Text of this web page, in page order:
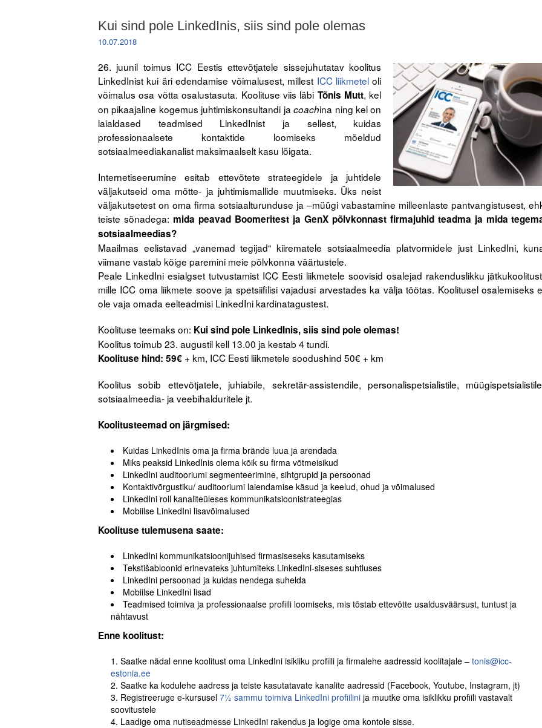
Kui sind pole LinkedInis, siis sind pole olemas
10.07.2018
26. juunil toimus ICC Eestis ettevõtjatele sissejuhutatav koolitus
LinkedInist kui äri edendamise võimalusest, millest ICC liikmetel oli
võimalus osa võtta osalustasuta. Koolituse viis läbi Tõnis Mutt, kel
on pikaajaline kogemus juhtimiskonsultandi jacoachina ning kel on
laialdased teadmised LinkedInist ja sellest, kuidas
professionaalsete kontaktide loomiseks mõeldud
sotsiaalmeediakanalist maksimaalselt kasu lõigata.
Internetiseerumine esitab ettevõtete strateegidele ja juhtidele
väljakutseid oma mõtte- ja juhtimismallide muutmiseks. Üks neist
väljakutsetest on oma firma sotsiaalturunduse ja –müügi vabastamine milleenlaste pantvangistusest,
teiste sõnadega: mida peavad Boomeritest ja GenX põlvkonnast firmajuhid teadma ja mida
sotsiaalmeedias?
Maailmas eelistavad „vanemad tegijad“ kiirematele sotsiaalmeedia platvormidele just LinkedIni,
viimane vastab kõige paremini meie põlvkonna väärtustele.
Peale LinkedIni esialgset tutvustamist ICC Eesti liikmetele soovisid osalejad rakenduslikku
mille ICC oma liikmete soove ja spetsiifilisi vajadusi arvestades ka välja töötas. Koolitusel osalemiseks
ole vaja omada eelteadmisi LinkedIni kardinatagustest.
Koolituse teemaks on: Kui sind pole LinkedInis, siis sind pole olemas!
Koolitus toimub 23. augustil kell 13.00 ja kestab 4 tundi.
Koolituse hind: 59€ + km, ICC Eesti liikmetele soodushind 50€ + km
Koolitus sobib ettevõtjatele, juhiabile, sekretär-assistendile, personalispetsialistile,
sotsiaalmeedia- ja veebihalduritele jt.
Koolitusteemad on järgmised:
Kuidas LinkedInis oma ja firma brände luua ja arendada
Miks peaksid LinkedInis olema kõik su firma võtmeisikud
LinkedIni auditooriumi segmenteerimine, sihtgrupid ja persoonad
Kontaktivõrgustiku/ auditooriumi laiendamise käsud ja keelud, ohud ja võimalused
LinkedIni roll kanaliteüleses kommunikatsioonistrateegias
Mobiilse LinkedIni lisavõimalused
Koolituse tulemusena saate:
LinkedIni kommunikatsioonijuhised firmasiseseks kasutamiseks
Tekstišabloonid erinevateks juhtumiteks LinkedIni-siseses suhtluses
LinkedIni persoonad ja kuidas nendega suhelda
Mobiilse LinkedIni lisad
Teadmised toimiva ja professionaalse profiili loomiseks, mis tõstab ettevõtte usaldusväärsust, tuntust ja
nähtavust
Enne koolitust:
Saatke nädal enne koolitust oma LinkedIni isikliku profiili ja firmalehe aadressid koolitajale – tonis@icc-
estonia.ee
Saatke ka kodulehe aadress ja teiste kasutatavate kanalite aadressid (Facebook, Youtube, Instagram, jt)
Registreeruge e-kursusel 7½ sammu toimiva LinkedIni profiilini ja muutke oma isiklikku profiili vastavalt
soovitustele
Laadige oma nutiseadmesse LinkedIni rakendus ja logige oma kontole sisse.